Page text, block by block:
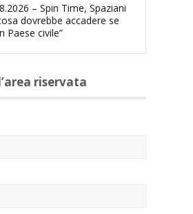
– Spin Time, Spaziani
dovrebbe accadere se
Paese civile”
riservata